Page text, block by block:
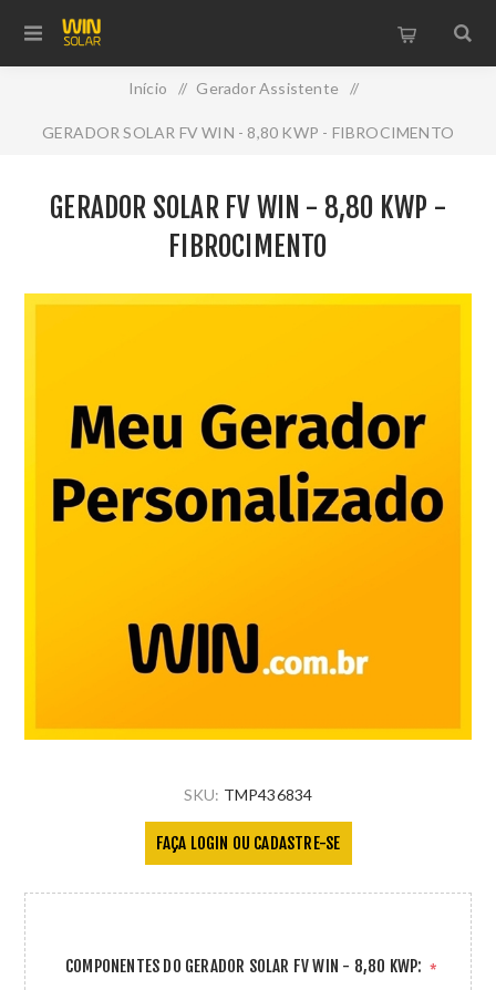
Início / Gerador Assistente /
GERADOR SOLAR FV WIN - 8,80 KWP - FIBROCIMENTO
GERADOR SOLAR FV WIN - 8,80 KWP -
FIBROCIMENTO
SKU: TMP436834
FAÇA LOGIN OU CADASTRE-SE
COMPONENTES DO GERADOR SOLAR FV WIN - 8,80 KWP: *